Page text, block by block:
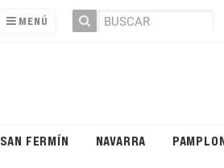
MENÚ
SAN FERMÍN NAVARRA